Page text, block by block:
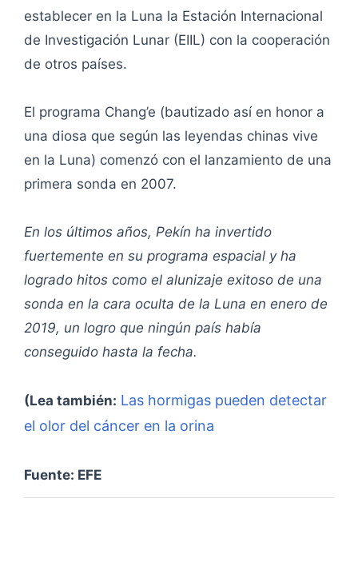
establecer en la Luna la Estación Internacional
de Investigación Lunar (EIIL) con la cooperación
de otros países.
El programa Chang’e (bautizado así en honor a
una diosa que según las leyendas chinas vive
en la Luna) comenzó con el lanzamiento de una
primera sonda en 2007.
En los últimos años, Pekín ha invertido
fuertemente en su programa espacial y ha
logrado hitos como el alunizaje exitoso de una
sonda en la cara oculta de la Luna en enero de
2019, un logro que ningún país había
conseguido hasta la fecha.
(Lea también: Las hormigas pueden detectar
el olor del cáncer en la orina
Fuente: EFE